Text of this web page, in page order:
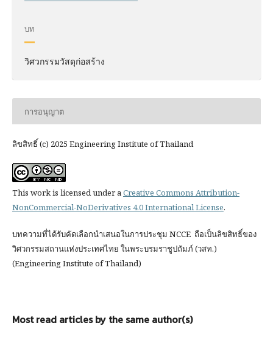
บท
วิศวกรรมวัสดุก่อสร้าง
การอนุญาต
ลิขสิทธิ์ (c) 2025 Engineering Institute of Thailand
This work is licensed under aCreative Commons Attribution-
NonCommercial-NoDerivatives 4.0 International License.
บทความที่ได้รับคัดเลือกนำเสนอในการประชุม NCCE ถือเป็นลิขสิทธิ์ของ
วิศวกรรมสถานแห่งประเทศไทย ในพระบรมราชูปถัมภ์ (วสท.)
(Engineering Institute of Thailand)
Most read articles by the same author(s)